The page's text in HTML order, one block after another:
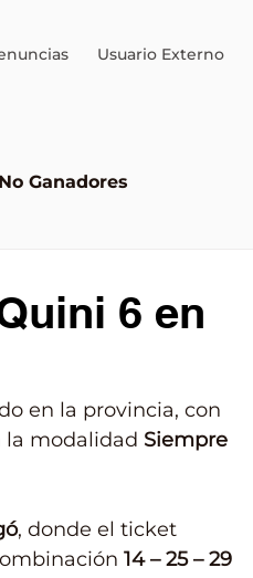
Usuario Externo
Ganadores
6 en
en la provincia, con
la modalidad Siempre
, donde el ticket
14 – 25 – 29